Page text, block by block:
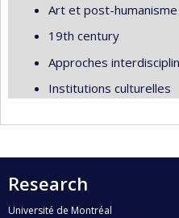
Art et post-humanisme
19th century
Approches
Institutions culturelles
Research
Université de Montréal